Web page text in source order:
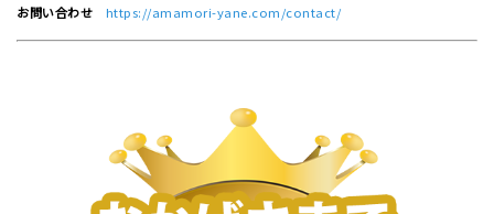
お問い合わせ
https://amamori-yane.com/contact/